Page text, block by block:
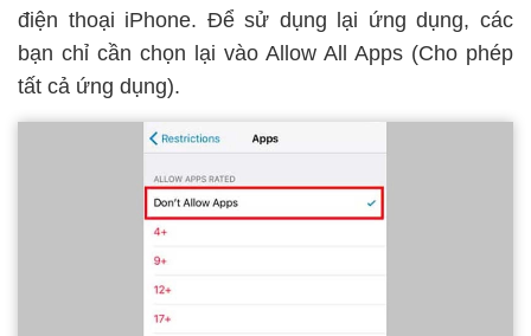
điện thoại iPhone. Để sử dụng lại ứng dụng, các
bạn chỉ cần chọn lại vào Allow All Apps (Cho phép
tất cả ứng dụng).